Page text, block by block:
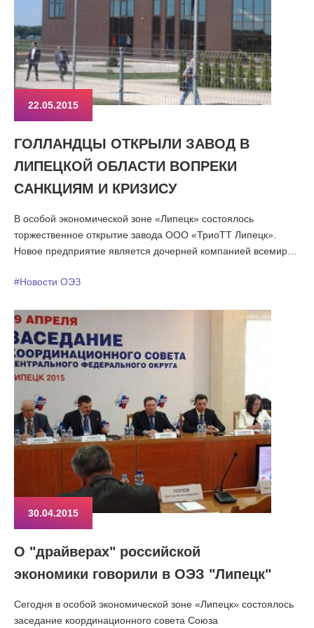
22.05.2015
ГОЛЛАНДЦЫ ОТКРЫЛИ ЗАВОД В
ЛИПЕЦКОЙ ОБЛАСТИ ВОПРЕКИ
САНКЦИЯМ И КРИЗИСУ
В особой экономической зоне «Липецк» состоялось
торжественное открытие завода ООО «ТриоТТ Липецк».
Новое предприятие является дочерней компанией всемирно
зерноперерабатывающего оборудования – холдинга TRIOTT
#Новости ОЭЗ
30.04.2015
О "драйверах" российской
экономики говорили в ОЭЗ "Липецк"
Сегодня в особой экономической зоне «Липецк» состоялось
заседание координационного совета Союза